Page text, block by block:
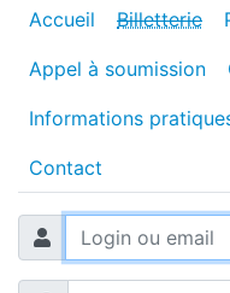
Accueil Billetterie
Appel à soumission
Informations
Contact